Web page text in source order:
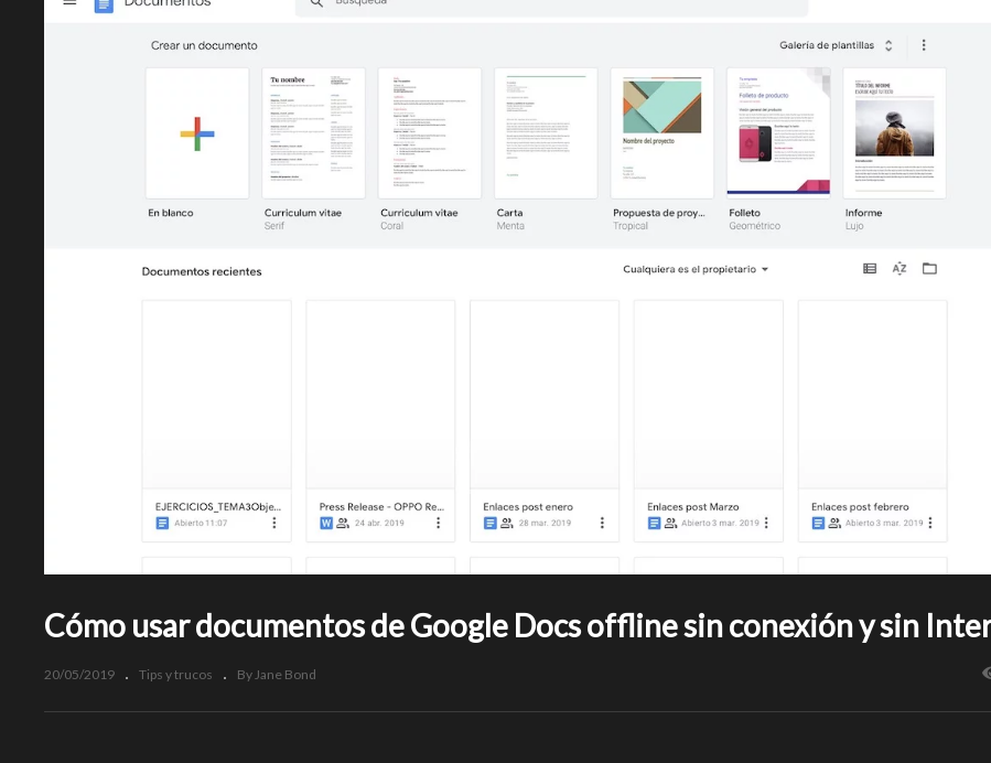
Cómo usar documentos de Google Docs offline sin conexión y sin
20/05/2019 Tips y trucos By Jane Bond